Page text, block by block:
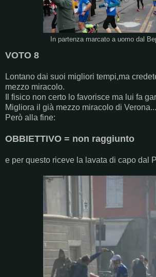
In partenza marcato a uomo dal
VOTO 8
Lontano dai suoi migliori tempi,ma
mezzo miracolo.
Il fisico non certo lo favorisce ma lui fa
Migliora il già mezzo miracolo di
Però alla fine:
OBBIETTIVO = non raggiunto
e per questo riceve la lavata di capo dal